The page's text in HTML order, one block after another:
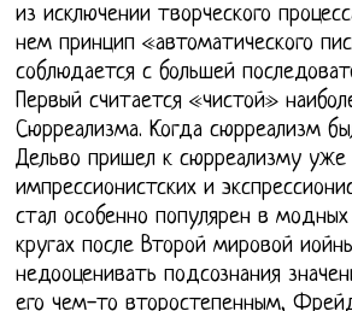
из исключении творческого
нем принцип «автоматического
соблюдается с большей
Первый считается «чистой»
Сюрреализма. Когда сюрреализм
Дельво пришел к сюрреализму уже
импрессионистских и
стал особенно популярен в
кругах после Второй мировой
недооценивать подсознания
его чем-то второстепенным,